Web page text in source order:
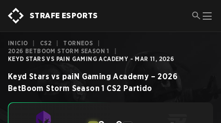
STRAFE ESPORTS
INICIO CS2 TORNEOS
2026 BETBOOM STORM SEASON 1
KEYD STARS VS PAIN GAMING ACADEMY - MAR 11, 2026
Keyd Stars vs paiN Gaming Academy – 2026
BetBoom Storm Season 1 CS2 Partido